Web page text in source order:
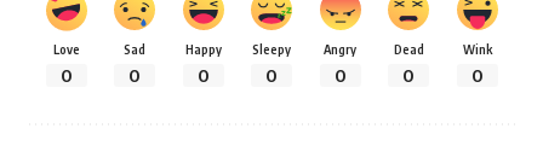
Love
0
Sad
0
Happy
0
Sleepy
0
Angry
0
Dead
0
Wink
0